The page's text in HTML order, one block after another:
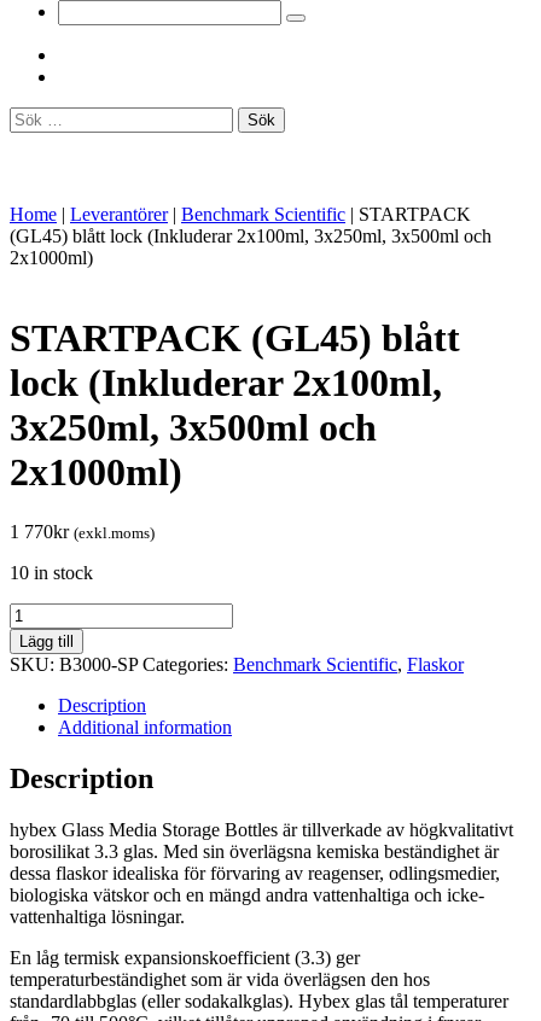
Sök
efter:
Home | Leverantörer | Benchmark Scientific | STARTPACK
(GL45) blått lock (Inkluderar 2x100ml, 3x250ml, 3x500ml och
2x1000ml)
STARTPACK (GL45) blått
lock (Inkluderar 2x100ml,
3x250ml, 3x500ml och
2x1000ml)
1 770kr (exkl.moms)
10 in stock
STARTPACK
(GL45)
blått
lock
(Inkluderar
2x100ml,
3x250ml,
3x500ml
och
quantity
Lägg till
SKU: B3000-SP Categories: Benchmark Scientific, Flaskor
Description
Additional information
Description
hybex Glass Media Storage Bottles är tillverkade av högkvalitativt
borosilikat 3.3 glas. Med sin överlägsna kemiska beständighet är
dessa flaskor idealiska för förvaring av reagenser, odlingsmedier,
biologiska vätskor och en mängd andra vattenhaltiga och icke-
vattenhaltiga lösningar.
En låg termisk expansionskoefficient (3.3) ger
temperaturbeständighet som är vida överlägsen den hos
standardlabbglas (eller sodakalkglas). Hybex glas tål temperaturer